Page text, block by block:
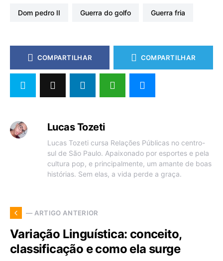
dom pedro II guerra do golfo guerra fria
COMPARTILHAR COMPARTILHAR
Lucas Tozeti
Lucas Tozeti cursa Relações Públicas no centro-
sul de São Paulo. Apaixonado por esportes e pela
cultura pop, e principalmente, um amante de boas
histórias. Sem elas, a vida perde a graça.
— ARTIGO ANTERIOR
Variação Linguística: conceito,
classificação e como ela surge